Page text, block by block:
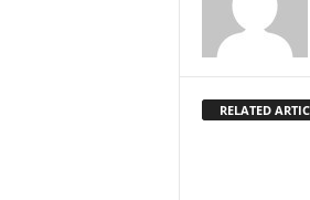
RELATED